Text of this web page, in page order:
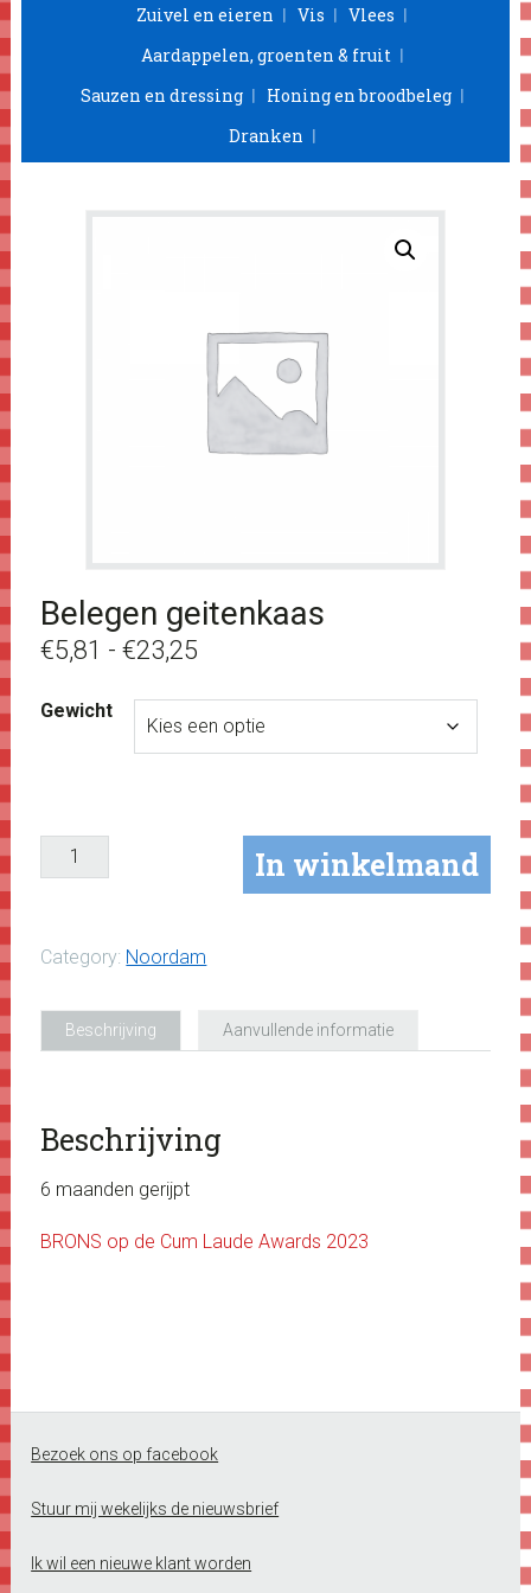
Zuivel en eieren
Vis
Vlees
Aardappelen, groenten & fruit
Sauzen en dressing
Honing en broodbeleg
Dranken
Belegen geitenkaas
€5,81 - €23,25
tot
€23,25
Gewicht
In winkelmand
Category: Noordam
Beschrijving Aanvullende informatie
Beschrijving
6 maanden gerijpt
BRONS op de Cum Laude Awards 2023
Footer
Bezoek ons op facebook
Stuur mij wekelijks de nieuwsbrief
Ik wil een nieuwe klant worden